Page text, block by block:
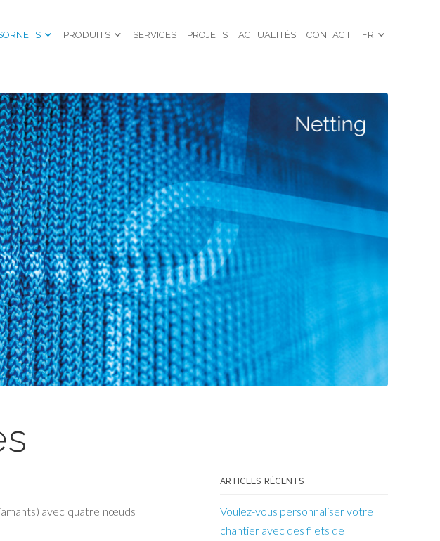
PRODUITS SERVICES PROJETS ACTUALITÉS CONTACT FR
avec quatre nœuds
ARTICLES RÉCENTS
Voulez-vous personnaliser votre
chantier avec des filets de